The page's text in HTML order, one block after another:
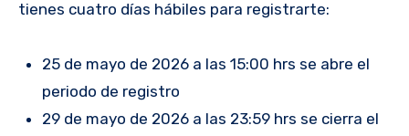
tienes cuatro días hábiles para registrarte:
25 de mayo de 2026 a las 15:00 hrs se abre el
periodo de registro
29 de mayo de 2026 a las 23:59 hrs se cierra el